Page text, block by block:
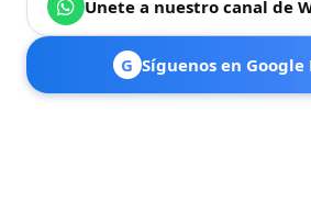
Únete a nuestro canal de
G Síguenos en Google